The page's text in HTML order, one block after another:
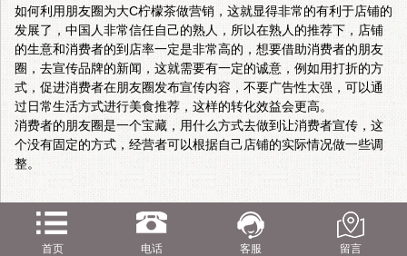
如何利用朋友圈为大C柠檬茶做营销，这就显得非常的有利于店铺的
发展了，中国人非常信任自己的熟人，所以在熟人的推荐下，店铺
的生意和消费者的到店率一定是非常高的，想要借助消费者的朋友
圈，去宣传品牌的新闻，这就需要有一定的诚意，例如用打折的方
式，促进消费者在朋友圈发布宣传内容，不要广告性太强，可以通
过日常生活方式进行美食推荐，这样的转化效益会更高。
消费者的朋友圈是一个宝藏，用什么方式去做到让消费者宣传，这
个没有固定的方式，经营者可以根据自己店铺的实际情况做一些调
整。
首页 电话 客服 留言